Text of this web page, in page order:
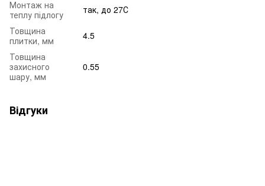
Монтаж на
теплу підлогу
так, до 27С
Товщина
плитки, мм
4.5
Товщина
захисного
шару, мм
0.55
Відгуки